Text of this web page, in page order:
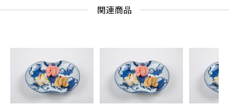
関連商品